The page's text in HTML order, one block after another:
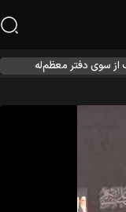
سوی دفتر معظم‌له